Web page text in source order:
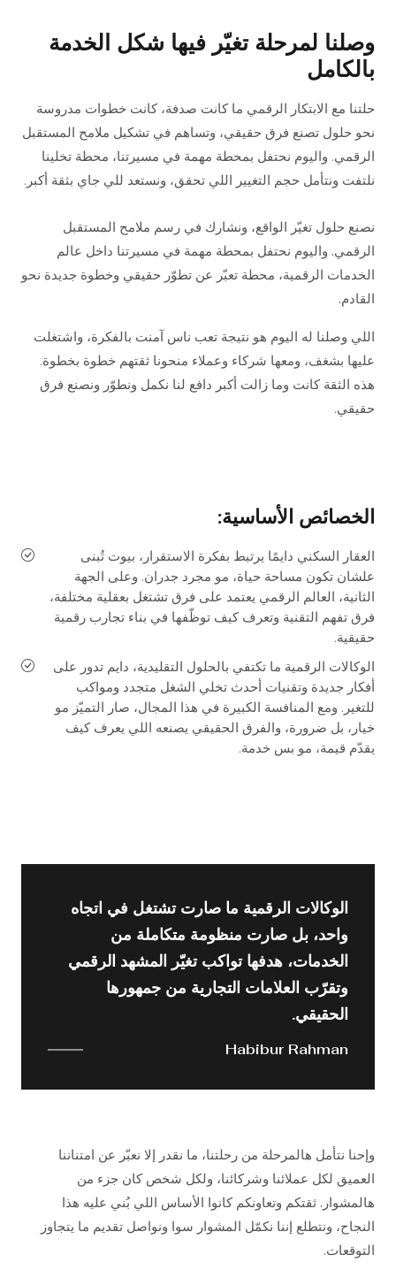
وصلنا لمرحلة تغيّر فيها شكل الخدمة
بالكامل
حلتنا مع الابتكار الرقمي ما كانت صدفة، كانت خطوات مدروسة
نحو حلول تصنع فرق حقيقي، وتساهم في تشكيل ملامح المستقبل
الرقمي. واليوم نحتفل بمحطة مهمة في مسيرتنا، محطة تخلينا
نلتفت ونتأمل حجم التغيير اللي تحقق، ونستعد للي جاي بثقة أكبر.
نصنع حلول تغيّر الواقع، ونشارك في رسم ملامح المستقبل
الرقمي. واليوم نحتفل بمحطة مهمة في مسيرتنا داخل عالم
الخدمات الرقمية، محطة تعبّر عن تطوّر حقيقي وخطوة جديدة نحو
القادم.
اللي وصلنا له اليوم هو نتيجة تعب ناس آمنت بالفكرة، واشتغلت
عليها بشغف، ومعها شركاء وعملاء منحونا ثقتهم خطوة بخطوة.
هذه الثقة كانت وما زالت أكبر دافع لنا نكمل ونطوّر ونصنع فرق
حقيقي.
الخصائص الأساسية:
العقار السكني دايمًا يرتبط بفكرة الاستقرار، بيوت تُبنى
علشان تكون مساحة حياة، مو مجرد جدران. وعلى الجهة
الثانية، العالم الرقمي يعتمد على فرق تشتغل بعقلية مختلفة،
فرق تفهم التقنية وتعرف كيف توظّفها في بناء تجارب رقمية
حقيقية.
الوكالات الرقمية ما تكتفي بالحلول التقليدية، دايم تدور على
أفكار جديدة وتقنيات أحدث تخلي الشغل متجدد ومواكب
للتغير. ومع المنافسة الكبيرة في هذا المجال، صار التميّز مو
خيار، بل ضرورة، والفرق الحقيقي يصنعه اللي يعرف كيف
يقدّم قيمة، مو بس خدمة.
الوكالات الرقمية ما صارت تشتغل في اتجاه
واحد، بل صارت منظومة متكاملة من
الخدمات، هدفها تواكب تغيّر المشهد الرقمي
وتقرّب العلامات التجارية من جمهورها
الحقيقي.
Habibur Rahman
وإحنا نتأمل هالمرحلة من رحلتنا، ما نقدر إلا نعبّر عن امتناننا
العميق لكل عملائنا وشركائنا، ولكل شخص كان جزء من
هالمشوار. ثقتكم وتعاونكم كانوا الأساس اللي بُني عليه هذا
النجاح، ونتطلع إننا نكمّل المشوار سوا ونواصل تقديم ما يتجاوز
التوقعات.